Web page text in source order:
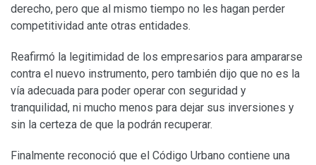
derecho, pero que al mismo tiempo no les hagan perder
competitividad ante otras entidades.
Reafirmó la legitimidad de los empresarios para ampararse
contra el nuevo instrumento, pero también dijo que no es la
vía adecuada para poder operar con seguridad y
tranquilidad, ni mucho menos para dejar sus inversiones y
sin la certeza de que la podrán recuperar.
Finalmente reconoció que el Código Urbano contiene una